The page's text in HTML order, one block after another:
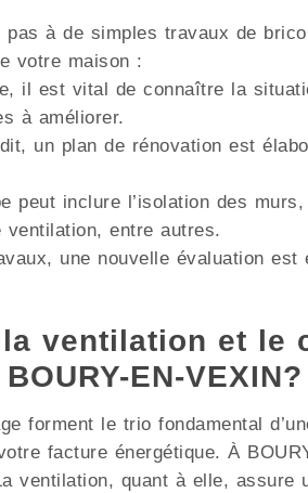
à de simples travaux de
votre maison :
il est vital de connaître la
à améliorer.
un plan de rénovation est
peut inclure l’isolation des
ventilation, entre autres.
une nouvelle évaluation
ventilation et le
EN-VEXIN?
forment le trio fondamental
facture énergétique. À
ventilation, quant à elle,